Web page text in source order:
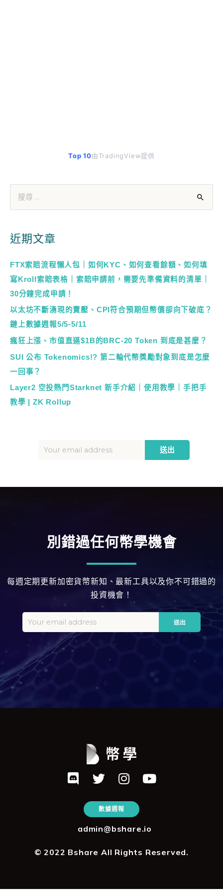
Top 10由TradingView提供
近期文章
FTX索賠流程懶人包｜如何KYC、如何查看餘額、如何填
寫Kroll索賠表格｜索賠申請前，需要先準備資料的清單｜
30分鐘完成申請！
以太坊不斷湧現的賣壓、CPI符合預期但幣價卻向下破底？
鏈上數據週報5/5-5/11
瘋狂上漲、市值直逼$1B的BRC-20 Token 到底是甚麼？
SUI 公布 Tokenomics!? 第二輪代幣獎勵對象到底是怎麼
一回事？
Layer2 空投熱門Starknet 新手介紹｜使用教學｜手把手
教學 | ZK Rollup
別錯過任何幣學機會
每週定期更新加密貨幣新知、最新工具以及你不可錯過的
投資機會！
數據週報
admin@bshare.io
© 2022 Bshare All Rights Reserved.